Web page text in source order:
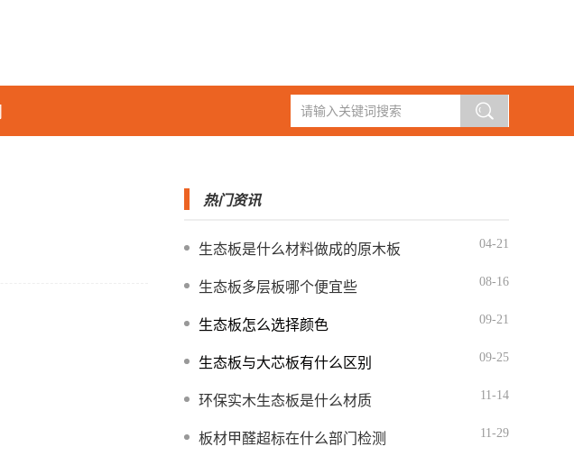
热门资讯
生态板是什么材料做成的原木板 04-21
生态板多层板哪个便宜些 08-16
生态板怎么选择颜色 09-21
生态板与大芯板有什么区别 09-25
环保实木生态板是什么材质 11-14
板材甲醛超标在什么部门检测 11-29